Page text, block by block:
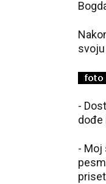
-
dođe
- Moj